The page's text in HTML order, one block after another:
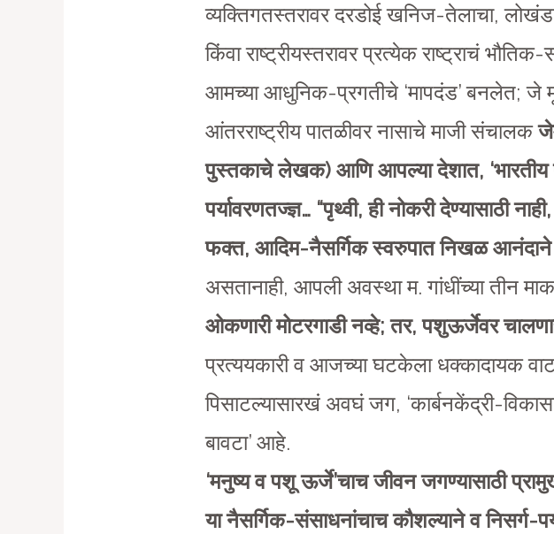
व्यक्तिगतस्तरावर दरडोई खनिज-तेलाचा,
किंवा राष्ट्रीयस्तरावर प्रत्येक राष्ट्राचं
आमच्या आधुनिक-प्रगतीचे ‘मापदंड’ बनलेत; जे
आंतरराष्ट्रीय पातळीवर नासाचे माजी संचालक
पुस्तकाचे लेखक) आणि आपल्या देशात,
पर्यावरणतज्ज्ञ… “पृथ्वी, ही नोकरी देण्यासाठी
फक्त, आदिम-नैसर्गिक स्वरुपात निखळ आनंदाने
असतानाही, आपली अवस्था म. गांधींच्या तीन
ओकणारी मोटरगाडी नव्हे; तर, पशुऊर्जेवर
प्रत्ययकारी व आजच्या घटकेला धक्कादायक
पिसाटल्यासारखं अवघं जग, ‘कार्बनकेंद्री-
बावटा’ आहे.
‘मनुष्य व पशू ऊर्जे’चाच जीवन जगण्यासाठी
या नैसर्गिक-संसाधनांचाच कौशल्याने व निसर्ग-